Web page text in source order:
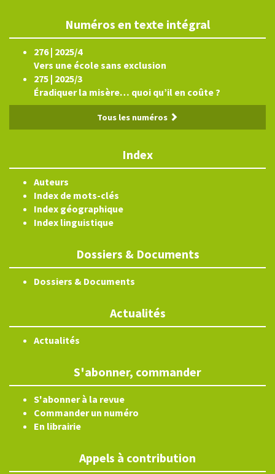
Numéros en texte intégral
276 | 2025/4
Vers une école sans exclusion
275 | 2025/3
Éradiquer la misère… quoi qu’il en coûte ?
Tous les numéros
Index
Auteurs
Index de mots-clés
Index géographique
Index linguistique
Dossiers & Documents
Dossiers & Documents
Actualités
Actualités
S'abonner, commander
S'abonner à la revue
Commander un numéro
En librairie
Appels à contribution